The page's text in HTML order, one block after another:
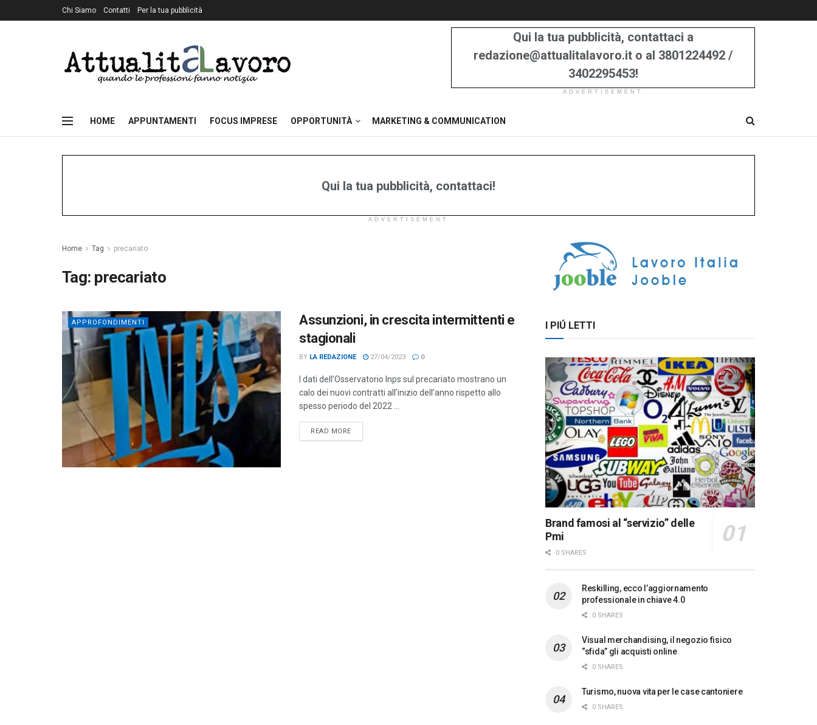
Chi Siamo Contatti Per la tua pubblicità
Qui la tua pubblicità, contattaci a
redazione@attualitalavoro.it o al 3801224492 /
3402295453!
ADVERTISEMENT
HOME APPUNTAMENTI FOCUS IMPRESE OPPORTUNITÀ MARKETING & COMMUNICATION
Qui la tua pubblicità, contattaci!
ADVERTISEMENT
Home Tag precariato
Tag: precariato
APPROFONDIMENTI
Assunzioni, in crescita intermittenti e
stagionali
BY LA REDAZIONE 27/04/2023 0
I dati dell’Osservatorio Inps sul precariato mostrano un
calo dei nuovi contratti all’inizio dell’anno rispetto allo
spesso periodo del 2022 ...
READ MOREDETAILS
I PIÚ LETTI
Brand famosi al “servizio” delle
Pmi
0 SHARES
Reskilling, ecco l’aggiornamento
professionale in chiave 4.0
0 SHARES
Visual merchandising, il negozio fisico
“sfida” gli acquisti online
0 SHARES
Turismo, nuova vita per le case cantoniere
0 SHARES